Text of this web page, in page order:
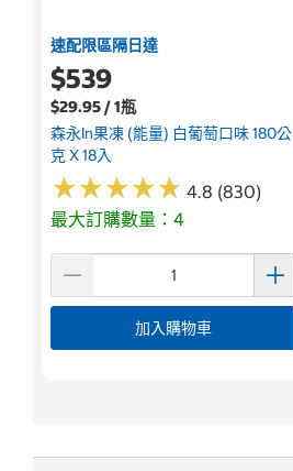
速配限區隔日達
$539
$29.95 / 1瓶
森永in果凍 (能量) 白葡萄口味 180公
克 X 18入
★★★★★
★★★★★ 4.8 (830)
最大訂購數量：4
加入購物車